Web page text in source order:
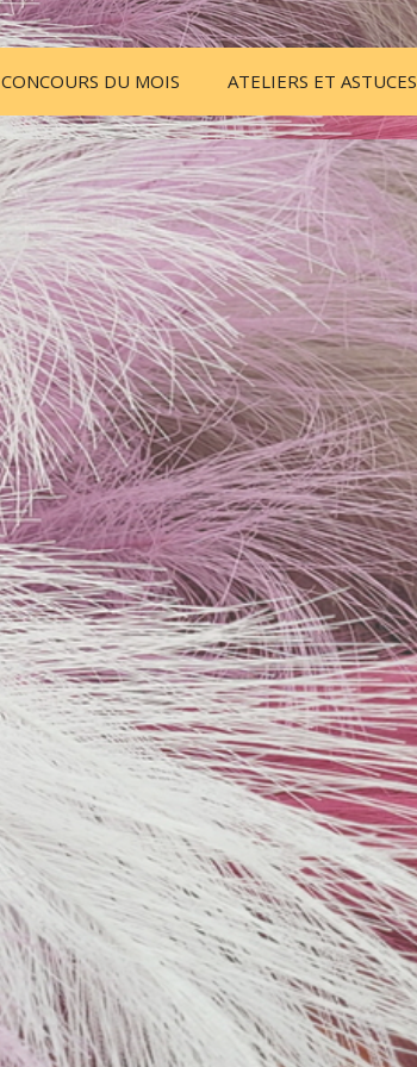
CONCOURS DU MOIS ATELIERS ET ASTUCES